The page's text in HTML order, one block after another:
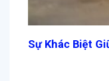
Sự Khác Biệt